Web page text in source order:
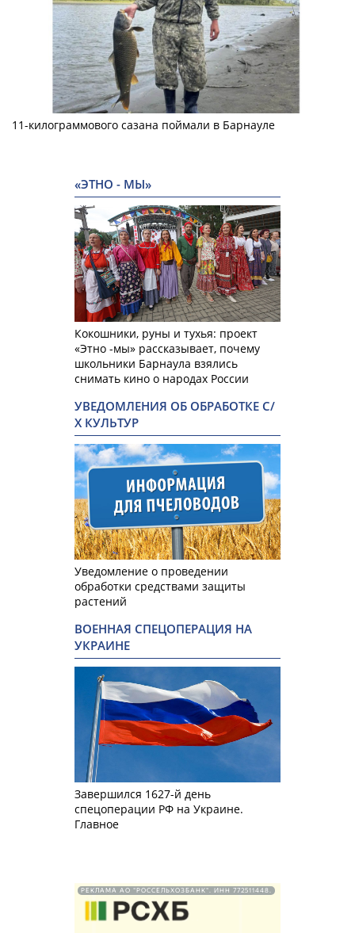
11-килограммового сазана поймали в Барнауле
«ЭТНО - МЫ»
Кокошники, руны и тухья: проект
«Этно -мы» рассказывает, почему
школьники Барнаула взялись
снимать кино о народах России
УВЕДОМЛЕНИЯ ОБ ОБРАБОТКЕ С/
Х КУЛЬТУР
Уведомление о проведении
обработки средствами защиты
растений
ВОЕННАЯ СПЕЦОПЕРАЦИЯ НА
УКРАИНЕ
Завершился 1627-й день
спецоперации РФ на Украине.
Главное
РЕКЛАМА АО "РОССЕЛЬХОЗБАНК". ИНН 772511448.